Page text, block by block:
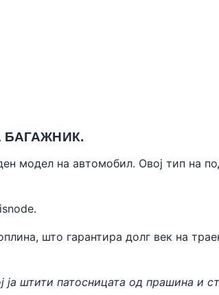
модел на автомобил. Овој тип на
.
што гарантира долг век на
ја штити патосницата од прашина и